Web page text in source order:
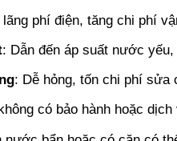
phí điện, tăng chi phí
: Dẫn đến áp suất nước
: Dễ hỏng, tốn chi phí sửa
có bảo hành hoặc